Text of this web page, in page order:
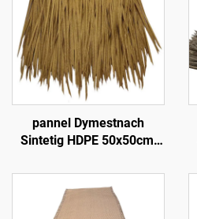
pannel Dymestnach
Sintetig HDPE 50x50cm,
mlynedd ar gyfer Gwestai
Tropicaidd